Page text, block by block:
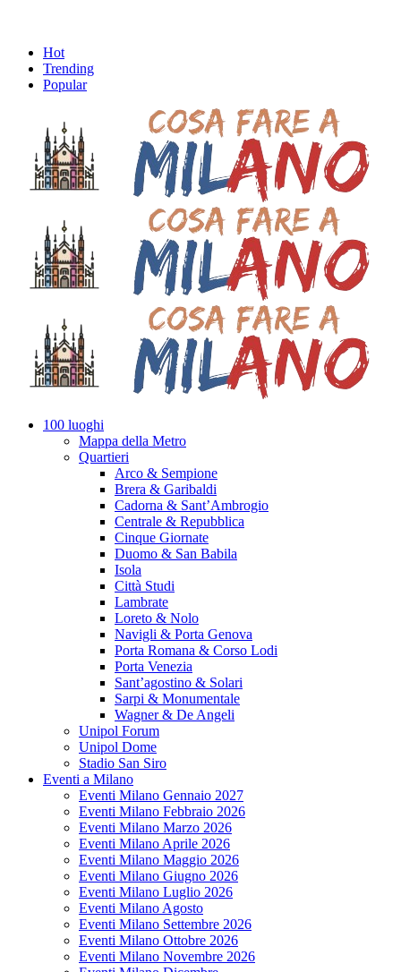
Hot
Trending
Popular
100 luoghi
Mappa della Metro
Quartieri
Arco & Sempione
Brera & Garibaldi
Cadorna & Sant’Ambrogio
Centrale & Repubblica
Cinque Giornate
Duomo & San Babila
Isola
Città Studi
Lambrate
Loreto & Nolo
Navigli & Porta Genova
Porta Romana & Corso Lodi
Porta Venezia
Sant’agostino & Solari
Sarpi & Monumentale
Wagner & De Angeli
Unipol Forum
Unipol Dome
Stadio San Siro
Eventi a Milano
Eventi Milano Gennaio 2027
Eventi Milano Febbraio 2026
Eventi Milano Marzo 2026
Eventi Milano Aprile 2026
Eventi Milano Maggio 2026
Eventi Milano Giugno 2026
Eventi Milano Luglio 2026
Eventi Milano Agosto
Eventi Milano Settembre 2026
Eventi Milano Ottobre 2026
Eventi Milano Novembre 2026